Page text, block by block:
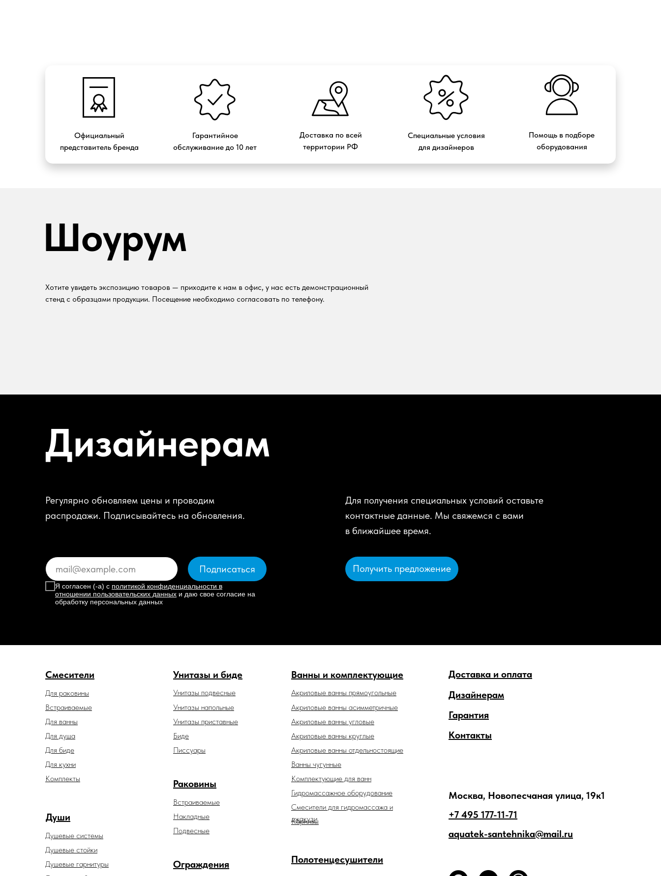
Официальный
представитель бренда
Доставка по всей
территории РФ
Гарантийное
обслуживание до 10 лет
Специальные условия
для дизайнеров
Помощь в подборе
оборудования
Шоурум
Хотите увидеть экспозицию товаров — приходите к нам в офис, у нас есть демонстрационный
стенд с образцами продукции. Посещение необходимо согласовать по телефону.
Дизайнерам
Регулярно обновляем цены и проводим
распродажи. Подписывайтесь на обновления.
Я согласен (-а) с политикой конфиденциальности в
отношении пользовательских данных и даю свое согласие на
обработку персональных данных
Подписаться
Для получения специальных условий оставьте
контактные данные. Мы свяжемся с вами
в ближайшее время.
Получить предложение
Смесители
Души
Душевые гарнитуры
Душевые системы
Унитазы и биде
Унитазы подвесные
Унитазы напольные
Унитазы приставные
Раковины
Встраиваемые
Накладные
Подвесные
Встраиваемые
Для биде
Для ванны
Для душа
Для раковины
Для кухни
Ванны и комплектующие
Акриловые ванны прямоугольные
Ограждения
Дизайнерам
Доставка и оплата
Гарантия
Контакты
Душевые стойки
Биде
Акриловые ванны отдельностоящие
Акриловые ванны асимметричные
Акриловые ванны угловые
Акриловые ванны круглые
Ванны чугунные
Комплектующие для ванн
Гидромассажное оборудование
Смесители для гидромассажа и
джакузи
Карнизы
Полотенцесушители
Комплекты
Писсуары
Москва, Новопесчаная улица, 19к1
+7 495 177-11-71
aquatek-santehnika@mail.ru